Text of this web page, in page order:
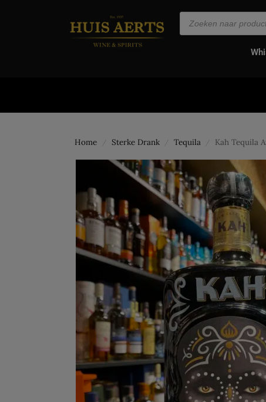
Home / Sterke Drank / Tequila / Kah Tequila